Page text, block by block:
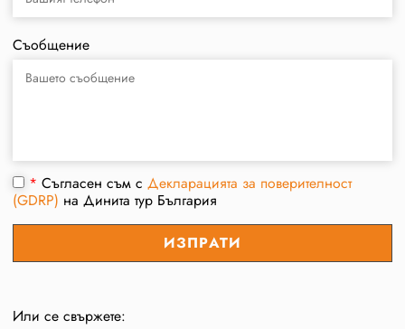
Съобщение
*Съгласен съм сДекларацията за поверителност
(GDRP) на Динита тур България
Или се свържете: